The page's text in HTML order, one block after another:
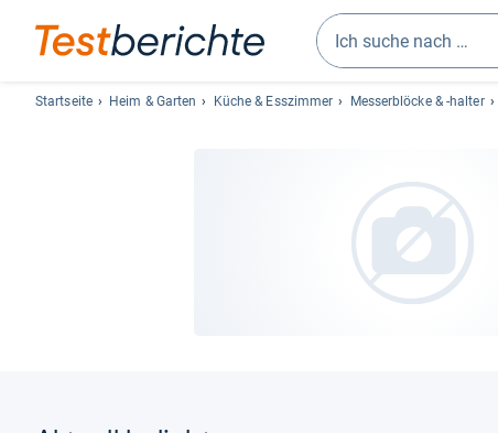
Sie
Vorschläge
erscheinen
automatisch
Startseite Heim & Garten Küche & Esszimmer Messerblöcke & -halter